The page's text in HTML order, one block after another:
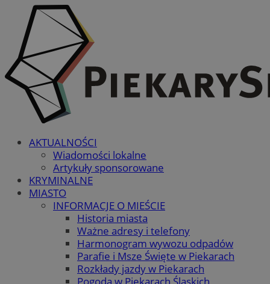
AKTUALNOŚCI
Wiadomości lokalne
Artykuły sponsorowane
KRYMINALNE
MIASTO
INFORMACJE O MIEŚCIE
Historia miasta
Ważne adresy i telefony
Harmonogram wywozu odpadów
Parafie i Msze Święte w Piekarach
Rozkłady jazdy w Piekarach